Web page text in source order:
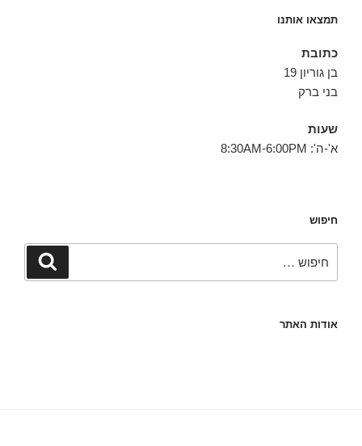
תמצאו אותנו
כתובת
בן גוריון 19
בני ברק
שעות
א'-ה': 8:30AM-6:00PM
חיפוש
חיפוש
אודות האתר